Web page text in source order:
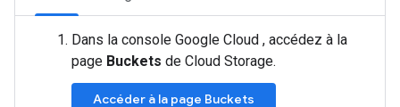
Dans la console Google Cloud , accédez à la
page Buckets de Cloud Storage.
Accéder à la page Buckets